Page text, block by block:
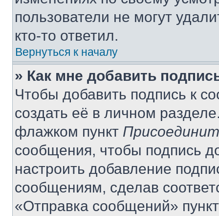
пользователи не могут
кто-то ответил.
Вернуться к началу
» Как мне добавить
Чтобы добавить подпись к
создать её в личном
флажком пункт
сообщения, чтобы подпись
настроить добавление
сообщениям, сделав
«Отправка сообщений»